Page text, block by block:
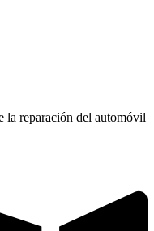
la reparación del automóvil